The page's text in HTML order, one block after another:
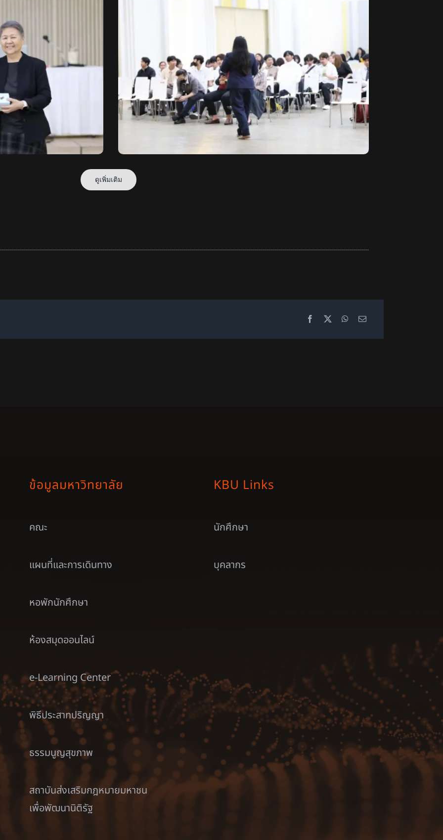
ดูเพิ่มเติม
ข้อมูลมหาวิทยาลัย
คณะ
แผนที่และการเดินทาง
หอพักนักศึกษา
ห้องสมุดออนไลน์
e-Learning Center
พิธีประสาทปริญญา
ธรรมนูญสุขภาพ
สถาบันส่งเสริมกฎหมายมหาชน
เพื่อพัฒนานิติรัฐ
KBU Links
นักศึกษา
บุคลากร